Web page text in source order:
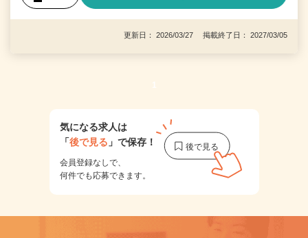
更新日： 2026/03/27 掲載終了日： 2027/03/05
1
気になる求人は
「後で見る 」で保存！
会員登録なしで、
何件でも応募できます。